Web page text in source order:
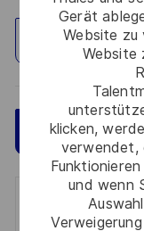
Gerät
Website zu
Website
klicken,
verwendet,
und wenn
Standort
Jetzt
Get